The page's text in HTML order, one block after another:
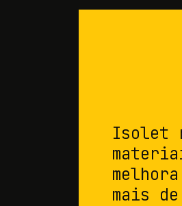
Isolet
mais de